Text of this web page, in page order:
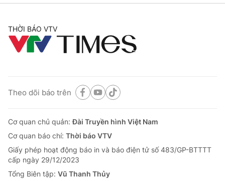
THỜI BÁO VTV
Theo dõi báo trên
Cơ quan chủ quản:Đài Truyền hình Việt Nam
Cơ quan báo chí: Thời báo VTV
Giấy phép hoạt động báo in và báo điện tử số 483/GP-BTTTT
cấp ngày 29/12/2023
Tổng Biên tập: Vũ Thanh Thủy